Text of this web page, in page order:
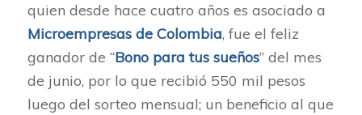
quien desde hace cuatro años es asociado a
Microempresas de Colombia, fue el feliz
ganador de “Bono para tus sueños” del mes
de junio, por lo que recibió 550 mil pesos
luego del sorteo mensual; un beneficio al que